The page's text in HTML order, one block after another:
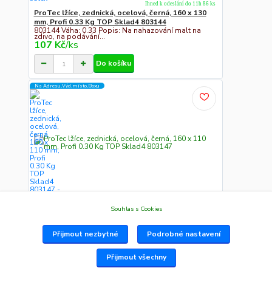
ProTec lžíce, zednická, ocelová, černá, 160 x 130
mm, Profi 0.33 Kg TOP Sklad4 803144
803144 Váha: 0.33 Popis: Na nahazování malt na
zdivo, na podávání...
107 Kč/ks
Ihned k odeslání do 11h 86 ks
Do košíku
Na Adresu,Výd.místo,Boxu
mm, Profi 0.30 Kg TOP Sklad4 803147
803147 Váha: 0.30 Popis: Na nahazování malt na
zdivo, na podávání...
Ihned k odeslání do 11h 77 ks
Do košíku
Souhlas s Cookies
Přijmout nezbytné Podrobné nastavení
Přijmout všechny